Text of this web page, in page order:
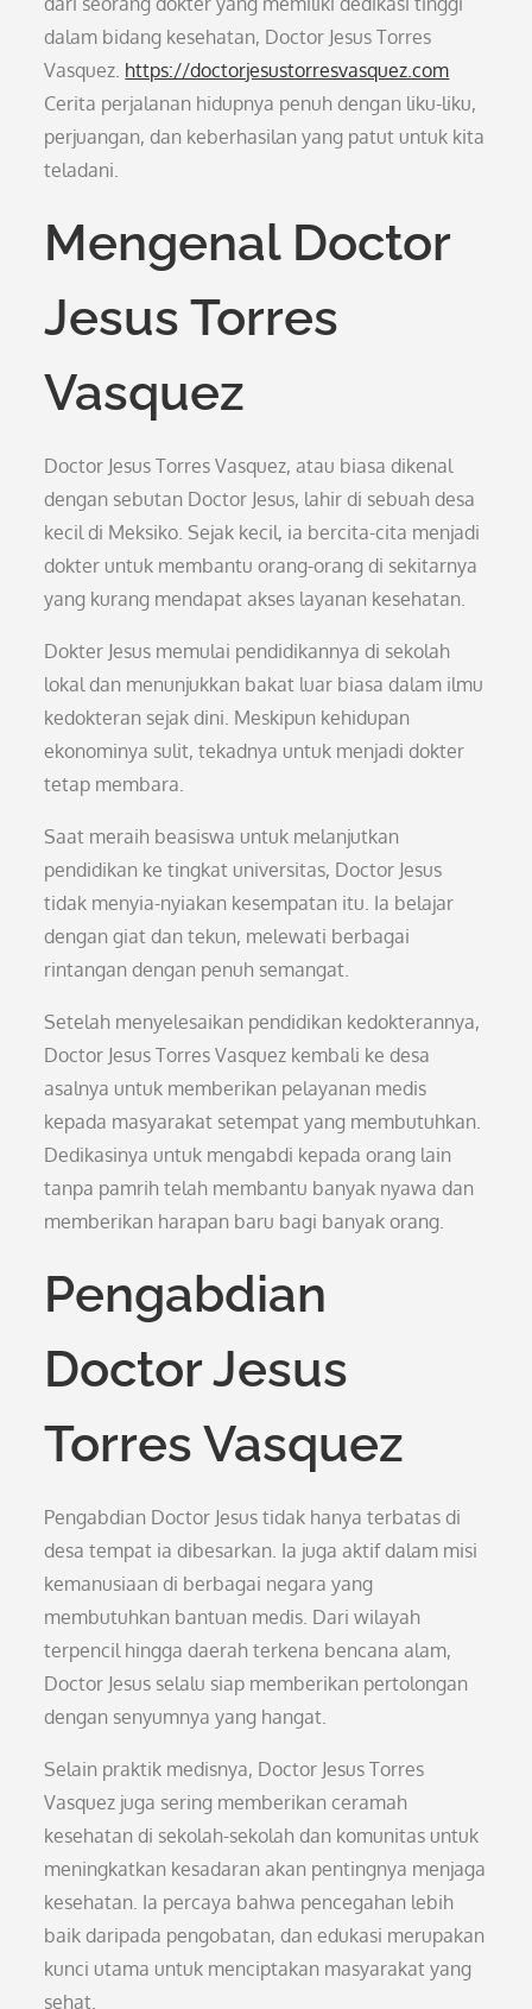
dalam bidang kesehatan, Doctor Jesus Torres
Vasquez. https://doctorjesustorresvasquez.com
Cerita perjalanan hidupnya penuh dengan liku-liku,
perjuangan, dan keberhasilan yang patut untuk kita
teladani.
Mengenal Doctor
Jesus Torres
Vasquez
Doctor Jesus Torres Vasquez, atau biasa dikenal
dengan sebutan Doctor Jesus, lahir di sebuah desa
kecil di Meksiko. Sejak kecil, ia bercita-cita menjadi
dokter untuk membantu orang-orang di sekitarnya
yang kurang mendapat akses layanan kesehatan.
Dokter Jesus memulai pendidikannya di sekolah
lokal dan menunjukkan bakat luar biasa dalam ilmu
kedokteran sejak dini. Meskipun kehidupan
ekonominya sulit, tekadnya untuk menjadi dokter
tetap membara.
Saat meraih beasiswa untuk melanjutkan
pendidikan ke tingkat universitas, Doctor Jesus
tidak menyia-nyiakan kesempatan itu. Ia belajar
dengan giat dan tekun, melewati berbagai
rintangan dengan penuh semangat.
Setelah menyelesaikan pendidikan kedokterannya,
Doctor Jesus Torres Vasquez kembali ke desa
asalnya untuk memberikan pelayanan medis
kepada masyarakat setempat yang membutuhkan.
Dedikasinya untuk mengabdi kepada orang lain
tanpa pamrih telah membantu banyak nyawa dan
memberikan harapan baru bagi banyak orang.
Pengabdian
Doctor Jesus
Torres Vasquez
Pengabdian Doctor Jesus tidak hanya terbatas di
desa tempat ia dibesarkan. Ia juga aktif dalam misi
kemanusiaan di berbagai negara yang
membutuhkan bantuan medis. Dari wilayah
terpencil hingga daerah terkena bencana alam,
Doctor Jesus selalu siap memberikan pertolongan
dengan senyumnya yang hangat.
Selain praktik medisnya, Doctor Jesus Torres
Vasquez juga sering memberikan ceramah
kesehatan di sekolah-sekolah dan komunitas untuk
meningkatkan kesadaran akan pentingnya menjaga
kesehatan. Ia percaya bahwa pencegahan lebih
baik daripada pengobatan, dan edukasi merupakan
kunci utama untuk menciptakan masyarakat yang
sehat.